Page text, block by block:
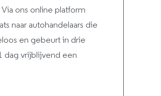
ons online platform
naar autohandelaars die
en gebeurt in drie
dag vrijblijvend een